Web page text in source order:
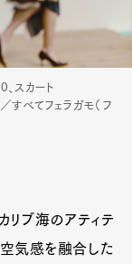
スカート
べてフェラガモ（フ
リブ海のアティテ
空気感を融合した